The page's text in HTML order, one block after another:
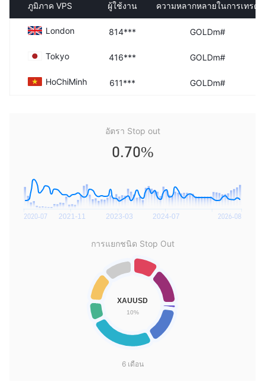
ภูมิภาค VPS ผู้ใช้งาน ความหลากหลายในการเทรด
London 814*** GOLDm#
Tokyo 416*** GOLDm#
HoChiMinh 611*** GOLDm#
อัตรา Stop out
0.70%
การแยกชนิด Stop Out
6 เดือน